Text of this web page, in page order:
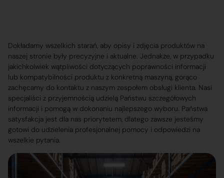
Dokładamy wszelkich starań, aby opisy i zdjęcia produktów na
naszej stronie były precyzyjne i aktualne. Jednakże, w przypadku
jakichkolwiek wątpliwości dotyczących poprawności informacji
lub kompatybilności produktu z konkretną maszyną, gorąco
zachęcamy do kontaktu z naszym zespołem obsługi klienta. Nasi
specjaliści z przyjemnością udzielą Państwu szczegółowych
informacji i pomogą w dokonaniu najlepszego wyboru. Państwa
satysfakcja jest dla nas priorytetem, dlatego zawsze jesteśmy
gotowi do udzielenia profesjonalnej pomocy i odpowiedzi na
wszelkie pytania.